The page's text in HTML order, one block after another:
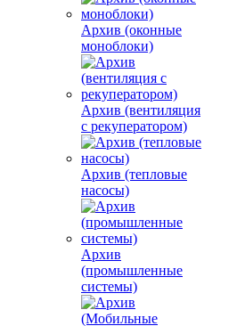
Архив (оконные
моноблоки)
Архив (вентиляция
с рекуператором)
Архив (тепловые
насосы)
Архив
(промышленные
системы)